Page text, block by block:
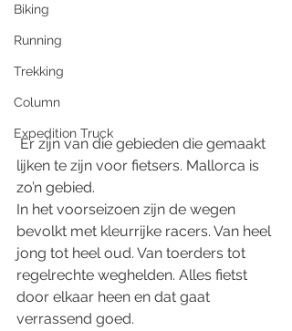
Biking
Running
Trekking
Column
Expedition Truck
lijken te zijn voor fietsers. Mallorca is
zo’n gebied.
In het voorseizoen zijn de wegen
bevolkt met kleurrijke racers. Van heel
jong tot heel oud. Van toerders tot
regelrechte weghelden. Alles fietst
door elkaar heen en dat gaat
verrassend goed.